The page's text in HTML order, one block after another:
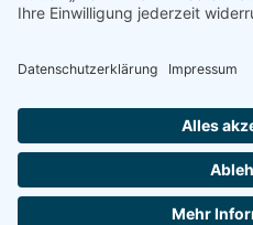
Datenschutzerklärung